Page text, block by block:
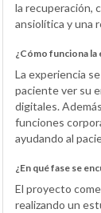
la recuperación,
ansiolítica y una
¿Cómo funciona la
La experiencia
paciente ver su
digitales.
funciones
ayudando al
¿En qué fase se
El proyecto
realizando un